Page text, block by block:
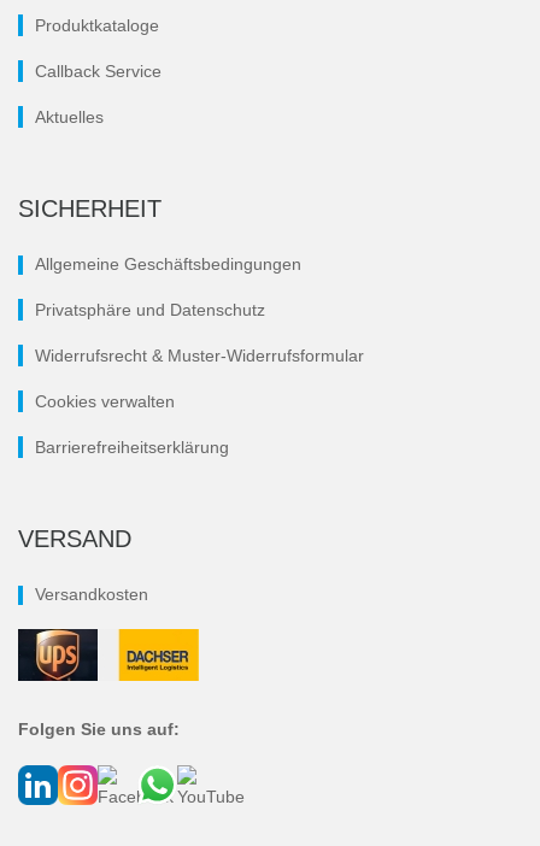
Produktkataloge
Callback Service
Aktuelles
SICHERHEIT
Allgemeine Geschäftsbedingungen
Privatsphäre und Datenschutz
Widerrufsrecht & Muster-Widerrufsformular
Cookies verwalten
Barrierefreiheitserklärung
VERSAND
Versandkosten
Folgen Sie uns auf: